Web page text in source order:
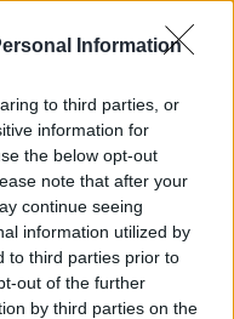
Information
to third parties, or
information for
the below opt-out
note that after your
continue seeing
information utilized by
to third parties prior to
out of the further
by third parties on the
να τα κάνω
απίστευτο.
τα τραγούδια
δεκαέξι
μόνο σε ένα.
κάποια είναι